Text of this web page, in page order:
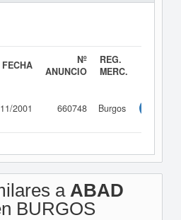
FECHA
Nº
ANUNCIO
REG.
MERC.
2001 660748 Burgos
a ABAD
BURGOS